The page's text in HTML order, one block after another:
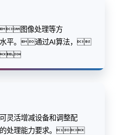
图像处理等方
平。通过AI算法，

活增减设备和调整配
处理能力要求。